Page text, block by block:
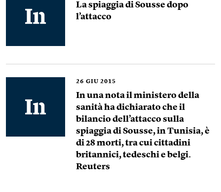
La spiaggia di Sousse dopo
l’attacco
26 GIU 2015
In una nota il ministero della
sanità ha dichiarato che il
bilancio dell’attacco sulla
spiaggia di Sousse, in Tunisia, è
di 28 morti, tra cui cittadini
britannici, tedeschi e belgi.
Reuters